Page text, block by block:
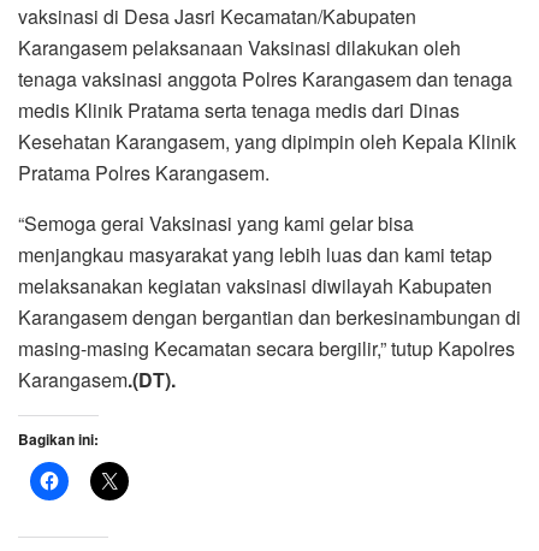
vaksinasi di Desa Jasri Kecamatan/Kabupaten
Karangasem pelaksanaan Vaksinasi dilakukan oleh
tenaga vaksinasi anggota Polres Karangasem dan tenaga
medis Klinik Pratama serta tenaga medis dari Dinas
Kesehatan Karangasem, yang dipimpin oleh Kepala Klinik
Pratama Polres Karangasem.
“Semoga gerai Vaksinasi yang kami gelar bisa
menjangkau masyarakat yang lebih luas dan kami tetap
melaksanakan kegiatan vaksinasi diwilayah Kabupaten
Karangasem dengan bergantian dan berkesinambungan di
masing-masing Kecamatan secara bergilir,” tutup Kapolres
Karangasem.(DT).
Bagikan ini: